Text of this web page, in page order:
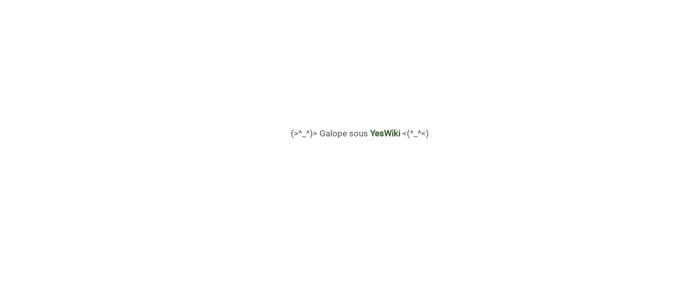
(>^_^)> Galope sous YesWiki <(^_^<)